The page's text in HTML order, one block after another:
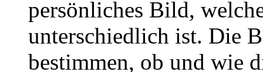
persönliches Bild,
unterschiedlich ist. Die
bestimmen, ob und wie